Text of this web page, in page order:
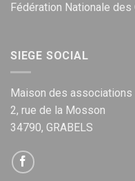
Fédération Nationale
SIEGE SOCIAL
Maison des associations
2, rue de la Mosson
34790, GRABELS